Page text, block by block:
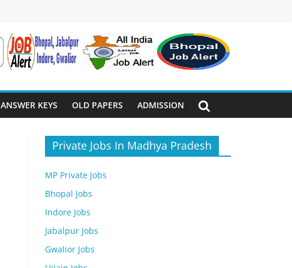
ANSWER KEYS OLD PAPERS ADMISSION
Private Jobs In Madhya Pradesh
MP Private Jobs
Bhopal Jobs
Indore Jobs
Jabalpur Jobs
Gwalior Jobs